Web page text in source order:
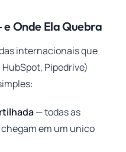
Onde Ela Quebra
internacionais que
Pipedrive)
— todas as
em um unico